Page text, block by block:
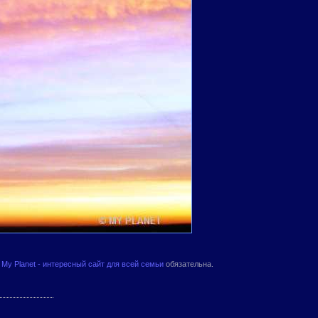
My Planet - интересный сайт для всей семьи обязательна.